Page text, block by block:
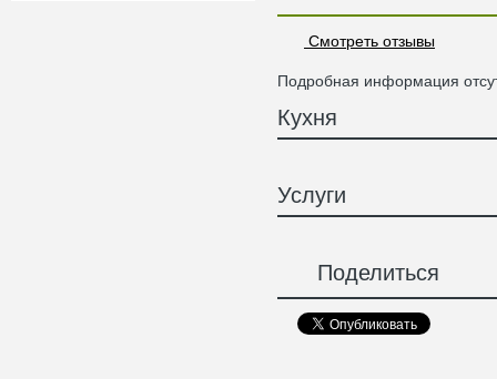
Смотреть отзывы
Подробная информация
Кухня
Услуги
Поделиться